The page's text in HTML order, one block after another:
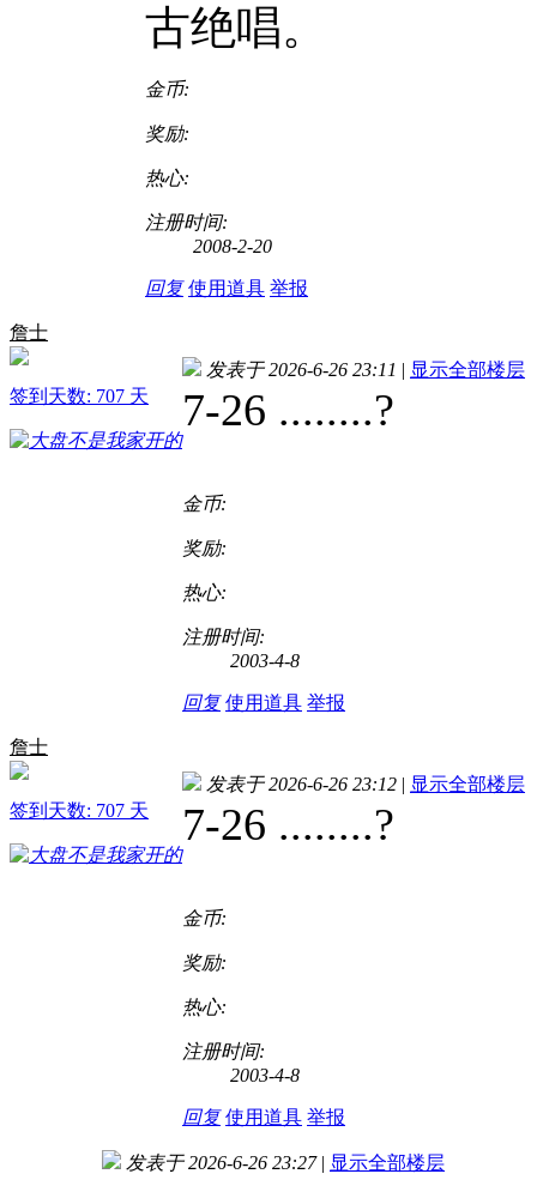
古绝唱。
金币:
奖励:
热心:
注册时间:
2008-2-20
回复 使用道具 举报
詹士
签到天数: 707 天
发表于 2026-6-26 23:11 | 显示全部楼层
7-26 ........?
金币:
奖励:
热心:
注册时间:
2003-4-8
回复 使用道具 举报
詹士
签到天数: 707 天
发表于 2026-6-26 23:12 | 显示全部楼层
7-26 ........?
金币:
奖励:
热心:
注册时间:
2003-4-8
回复 使用道具 举报
发表于 2026-6-26 23:27 | 显示全部楼层